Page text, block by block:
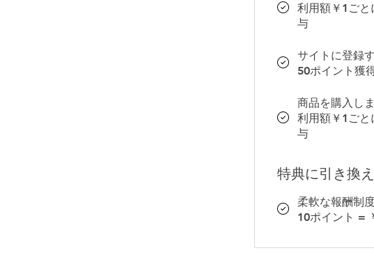
利用額￥1ご
与
サイトに登録
50ポイント獲
商品を購入し
利用額￥1ご
与
特典に引き換え
柔軟な報酬制
10ポイント =